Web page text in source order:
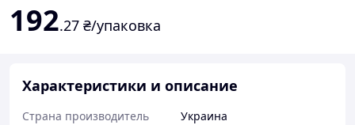
192.27 ₴/упаковка
Характеристики и описание
Страна производитель
Украина